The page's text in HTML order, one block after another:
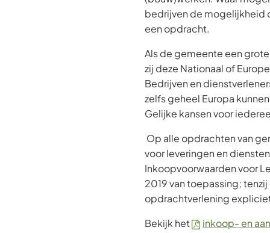
bedrijven de mogelijkheid
een opdracht.
Als de gemeente een
zij deze Nationaal of
Bedrijven en
zelfs geheel Europa
Gelijke kansen voor
Op alle opdrachten van
voor leveringen en
Inkoopvoorwaarden voor
2019 van toepassing;
opdrachtverlening
Bekijk het
inkoop- en